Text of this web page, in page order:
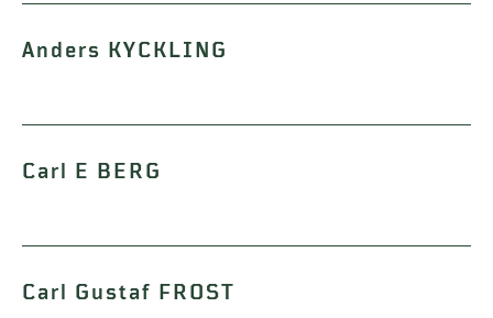
Anders KYCKLING
Carl E BERG
Carl Gustaf FROST